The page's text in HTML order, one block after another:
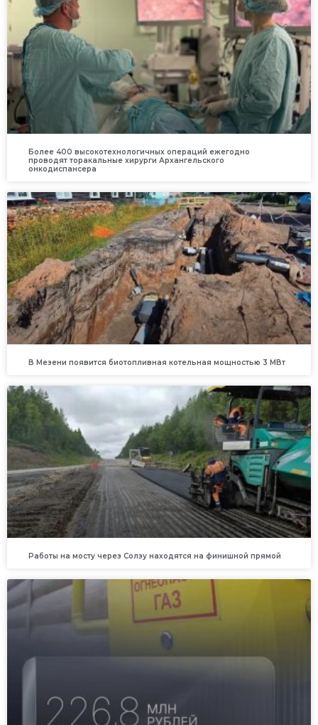
Более 400 высокотехнологичных операций ежегодно
проводят торакальные хирурги Архангельского
онкодиспансера
В Мезени появится биотопливная котельная мощностью 3 МВт
Работы на мосту через Солзу находятся на финишной прямой